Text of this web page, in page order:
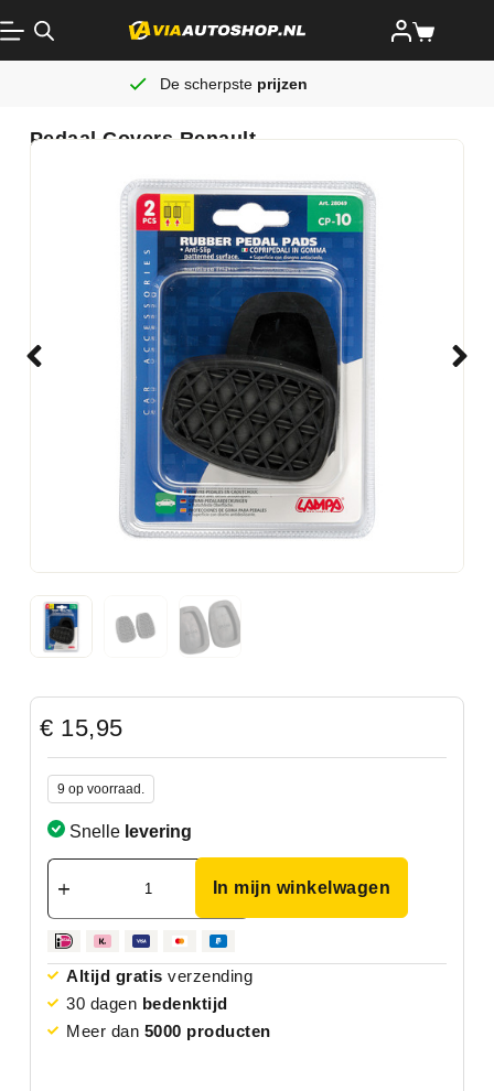
De scherpste prijzen
Pedaal Covers Renault
€ 15,95
9 op voorraad.
Snelle levering
In mijn winkelwagen
Altijd gratis verzending
30 dagen bedenktijd
Meer dan 5000 producten